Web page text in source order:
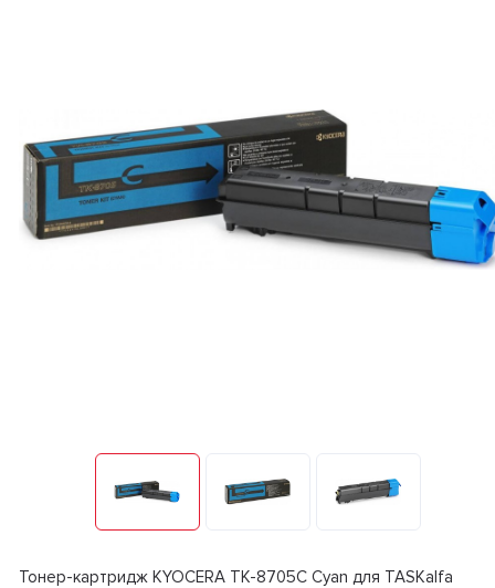
Тонер-картридж KYOCERA TK-8705C Cyan для TASKalfa